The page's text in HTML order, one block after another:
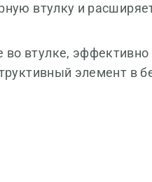
втулку и
втулке,
элемент в